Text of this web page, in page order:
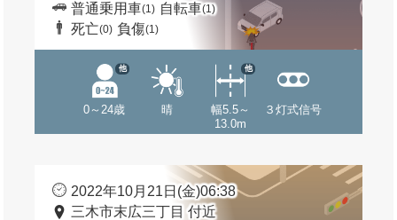
普通乗用車(1) 自転車(1)
死亡(0) 負傷(1)
0～24歳
他
晴
幅5.5～
13.0m
他
３灯式信号
2022年10月21日(金)06:38
三木市末広三丁目 付近